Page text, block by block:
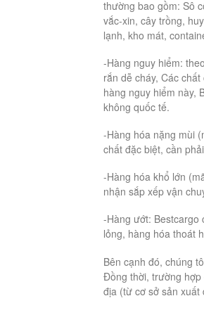
thường bao gồm: Sô
vắc-xin, cây trồng,
lạnh, kho mát,
-Hàng nguy hiểm:
rắn dễ cháy, Các
hàng nguy hiểm này,
không quốc tế.
-Hàng hóa nặng mùi
chất đặc biệt, cần
-Hàng hóa khổ lớn
nhận sắp xếp vận
-Hàng ướt: Bestcargo
lỏng, hàng hóa thoát
Bên cạnh đó, chúng
Đồng thời, trường hợp
địa (từ cơ sở sản xuất